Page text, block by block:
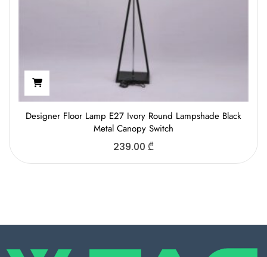
Designer Floor Lamp E27 Ivory Round Lampshade Black
Metal Canopy Switch
239.00 ₾